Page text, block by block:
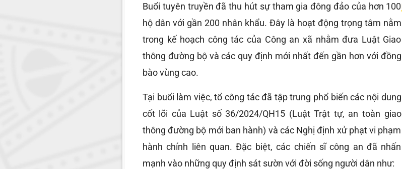
Buổi tuyên truyền đã thu hút sự tham gia đông đảo của hơn 100
hộ dân với gần 200 nhân khẩu. Đây là hoạt động trọng tâm nằm
trong kế hoạch công tác của Công an xã nhằm đưa Luật Giao
thông đường bộ và các quy định mới nhất đến gần hơn với đồng
bào vùng cao.
Tại buổi làm việc, tổ công tác đã tập trung phổ biến các nội dung
cốt lõi của Luật số 36/2024/QH15 (Luật Trật tự, an toàn giao
thông đường bộ mới ban hành) và các Nghị định xử phạt vi phạm
hành chính liên quan. Đặc biệt, các chiến sĩ công an đã nhấn
mạnh vào những quy định sát sườn với đời sống người dân như: